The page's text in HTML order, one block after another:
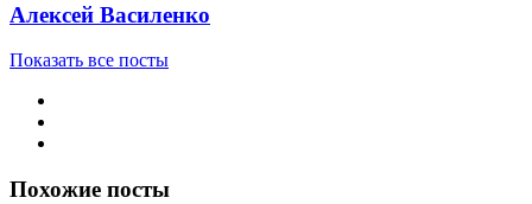
Алексей Василенко
Показать все посты
Похожие посты